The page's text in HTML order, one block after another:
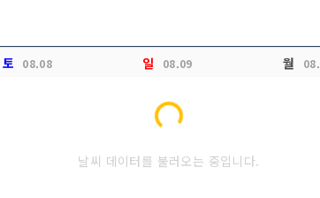
토 08.08 일 08.09 월
Loading...
날씨 데이터를 불러오는 중입니다.